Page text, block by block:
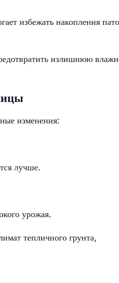
избежать накопления
излишнюю
изменения:
лучше.
урожая.
тепличного грунта,